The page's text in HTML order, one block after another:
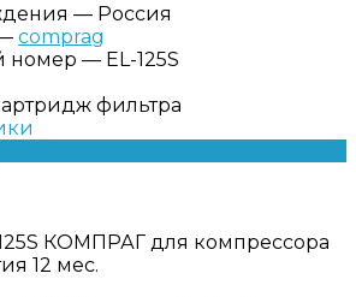
— Россия
comprag
номер — EL-125S
фильтра
КОМПРАГ для компрессора
12 мес.